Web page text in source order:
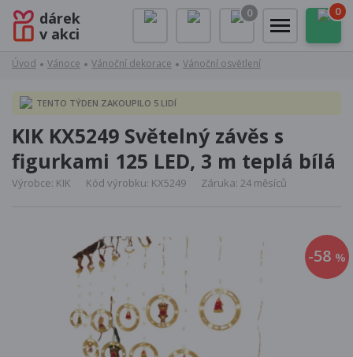
dárek
v akci
0 0
Úvod Vánoce Vánoční dekorace Vánoční osvětlení
TENTO TÝDEN ZAKOUPILO 5 LIDÍ
KIK KX5249 Světelný závěs s
figurkami 125 LED, 3 m teplá bílá
Výrobce: KIK Kód výrobku: KX5249 Záruka: 24 měsíců
-58 %